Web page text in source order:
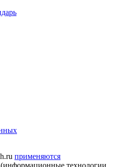
применяются
(информационные технологии